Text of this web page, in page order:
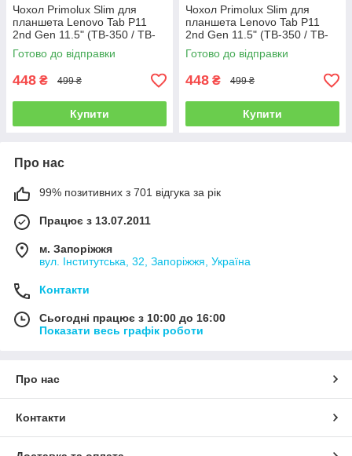
Чохол Primolux Slim для
планшета Lenovo Tab P11
2nd Gen 11.5" (TB-350 / TB-
355) - Black
Готово до відправки
448 ₴ 499 ₴
Купити
Чохол Primolux Slim для
планшета Lenovo Tab P11
2nd Gen 11.5" (TB-350 / TB-
355) - Good Night
Готово до відправки
448 ₴ 499 ₴
Купити
Про нас
99% позитивних з 701 відгука за рік
Працює з 13.07.2011
м. Запоріжжя
вул. Інститутська, 32, Запоріжжя, Україна
Контакти
Сьогодні працює з 10:00 до 16:00
Показати весь графік роботи
Про нас
Контакти